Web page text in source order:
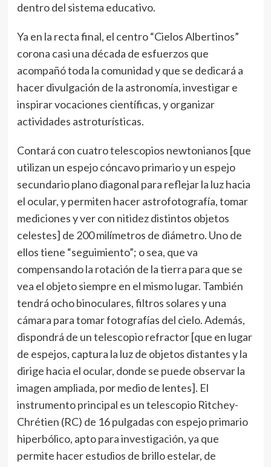
dentro del sistema educativo.
Ya en la recta final, el centro “Cielos Albertinos”
corona casi una década de esfuerzos que
acompañó toda la comunidad y que se dedicará a
hacer divulgación de la astronomía, investigar e
inspirar vocaciones científicas, y organizar
actividades astroturísticas.
Contará con cuatro telescopios newtonianos [que
utilizan un espejo cóncavo primario y un espejo
secundario plano diagonal para reflejar la luz hacia
el ocular, y permiten hacer astrofotografía, tomar
mediciones y ver con nitidez distintos objetos
celestes] de 200 milímetros de diámetro. Uno de
ellos tiene “seguimiento”; o sea, que va
compensando la rotación de la tierra para que se
vea el objeto siempre en el mismo lugar. También
tendrá ocho binoculares, filtros solares y una
cámara para tomar fotografías del cielo. Además,
dispondrá de un telescopio refractor [que en lugar
de espejos, captura la luz de objetos distantes y la
dirige hacia el ocular, donde se puede observar la
imagen ampliada, por medio de lentes]. El
instrumento principal es un telescopio Ritchey-
Chrétien (RC) de 16 pulgadas con espejo primario
hiperbólico, apto para investigación, ya que
permite hacer estudios de brillo estelar, de